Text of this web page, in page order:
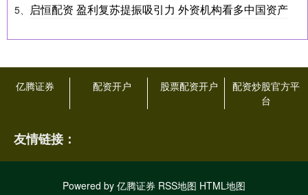
5、 启恒配资 盈利复苏提振吸引力 外资机构看多中国资产
亿腾证券 配资开户 股票配资开户
配资炒股官方平
台
友情链接：
Powered by 亿腾证券 RSS地图 HTML地图